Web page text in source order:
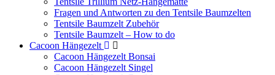
Fragen und Antworten zu den Tentsile Baumzelten
Tentsile Baumzelt Zubehör
Tentsile Baumzelt – How to do
Cacoon Hängezelt
Cacoon Hängezelt Bonsai
Cacoon Hängezelt Singel